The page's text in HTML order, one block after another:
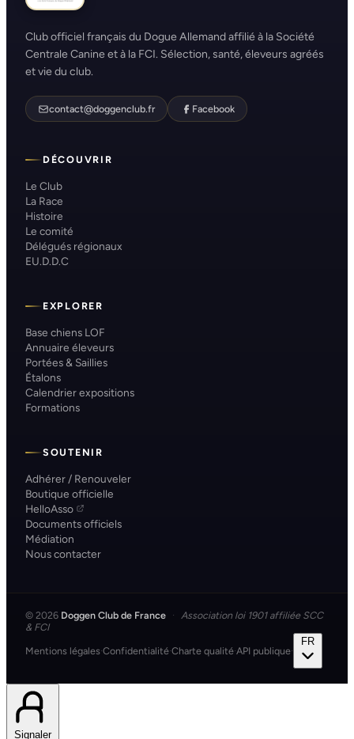
Club officiel français du Dogue Allemand affilié à la Société
Centrale Canine et à la FCI. Sélection, santé, éleveurs agréés
et vie du club.
contact@doggenclub.fr Facebook
DÉCOUVRIR
Le Club
La Race
Histoire
Le comité
Délégués régionaux
EU.D.D.C
EXPLORER
Base chiens LOF
Annuaire éleveurs
Portées & Saillies
Étalons
Calendrier expositions
Formations
SOUTENIR
Adhérer / Renouveler
Boutique officielle
HelloAsso
Documents officiels
Médiation
Nous contacter
© 2026 Doggen Club de France ·
Association loi 1901 affiliée SCC
& FCI
Mentions légales·Confidentialité·Charte qualité·API publique·
FR
Signaler